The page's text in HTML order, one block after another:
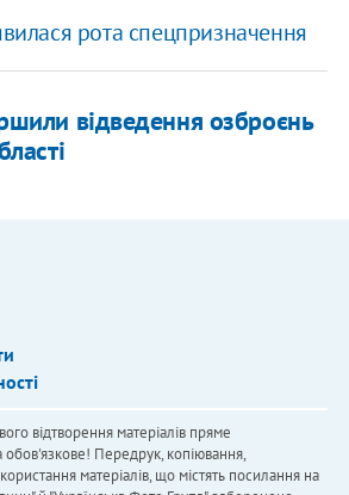
рота спецпризначення
відведення озброєнь
відтворення матеріалів пряме
обов'язкове! Передрук, копіювання,
матеріалів, що містять посилання на